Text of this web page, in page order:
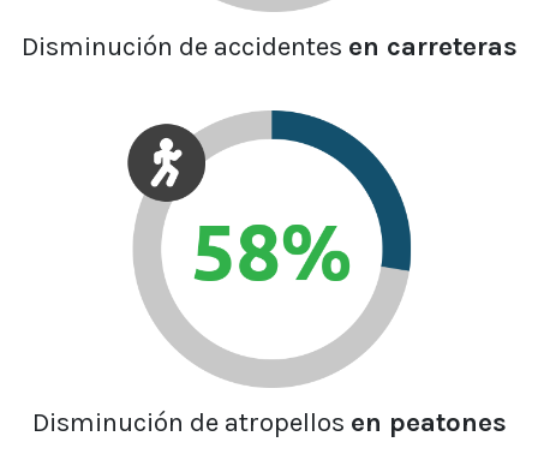
Disminución de accidentes en carreteras
Disminución de atropellos en peatones